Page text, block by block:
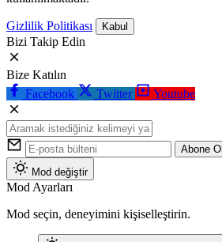
Gizlilik Politikası Kabul
Bizi Takip Edin
Bize Katılın
Facebook
Twitter Youtube
Abone Ol
Mod değiştir
Mod Ayarları
Mod seçin, deneyimini kişiselleştirin.